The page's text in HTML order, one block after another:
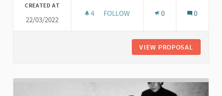
CREATED AT
22/03/2022
4 4 FOLLOWERS
FOLLOW 0 0
VIEW PROPOSAL